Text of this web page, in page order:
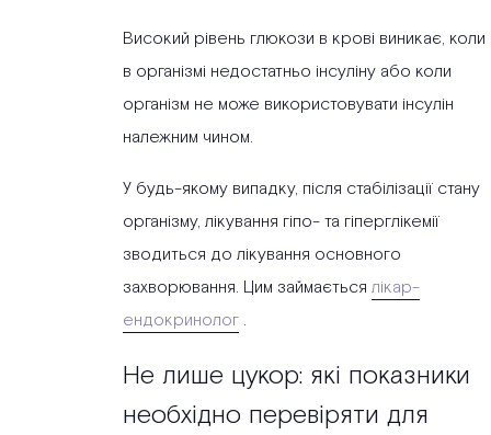
Високий рівень глюкози в крові виникає, коли
в організмі недостатньо інсуліну або коли
організм не може використовувати інсулін
належним чином.
У будь-якому випадку, після стабілізації стану
організму, лікування гіпо- та гіперглікемії
зводиться до лікування основного
захворювання. Цим займається лікар-
ендокринолог .
Не лише цукор: які показники
необхідно перевіряти для